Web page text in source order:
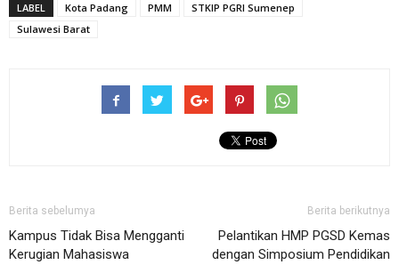
LABEL Kota Padang PMM
STKIP PGRI Sumenep
Sulawesi Barat
Berita sebelumya
Kampus Tidak Bisa Mengganti
Kerugian Mahasiswa
Berita berikutnya
Pelantikan HMP PGSD Kemas
dengan Simposium Pendidikan